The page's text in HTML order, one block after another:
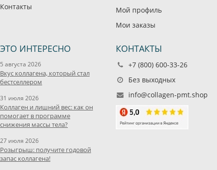
Контакты
Мой профиль
Мои заказы
ЭТО ИНТЕРЕСНО
5 августа 2026
Вкус коллагена, который стал
бестселлером
31 июля 2026
Коллаген и лишний вес: как он
помогает в программе
снижения массы тела?
27 июля 2026
Розыгрыш: получите годовой
запас коллагена!
КОНТАКТЫ
+7 (800) 600-33-26
Без выходных
info@collagen-pmt.shop